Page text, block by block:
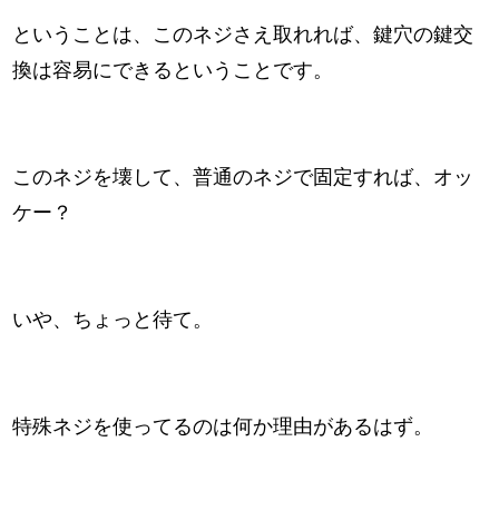
ということは、このネジさえ取れれば、鍵穴の鍵交
換は容易にできるということです。
このネジを壊して、普通のネジで固定すれば、オッ
ケー？
いや、ちょっと待て。
特殊ネジを使ってるのは何か理由があるはず。